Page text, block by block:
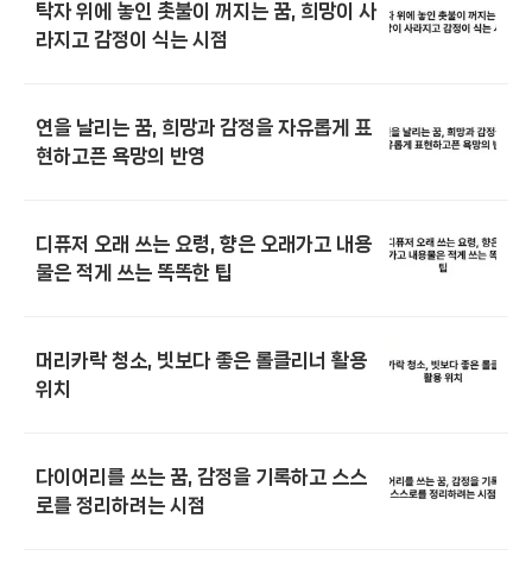
탁자 위에 놓인 촛불이 꺼지는 꿈, 희망이 사
라지고 감정이 식는 시점
연을 날리는 꿈, 희망과 감정을 자유롭게 표
현하고픈 욕망의 반영
디퓨저 오래 쓰는 요령, 향은 오래가고 내용
물은 적게 쓰는 똑똑한 팁
머리카락 청소, 빗보다 좋은 롤클리너 활용
위치
다이어리를 쓰는 꿈, 감정을 기록하고 스스
로를 정리하려는 시점